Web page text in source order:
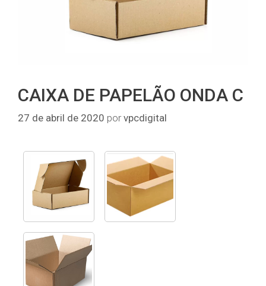
CAIXA DE PAPELÃO ONDA C
27 de abril de 2020 porvpcdigital